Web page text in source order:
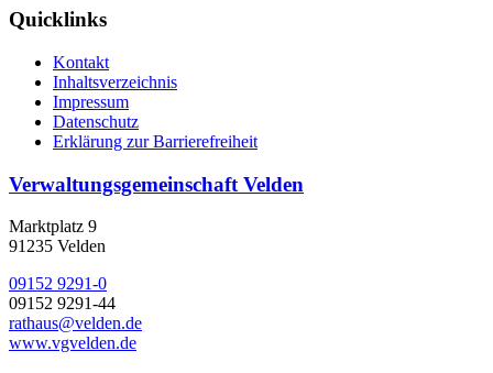
Quicklinks
Kontakt
Inhaltsverzeichnis
Impressum
Datenschutz
Erklärung zur Barrierefreiheit
Verwaltungsgemeinschaft Velden
Marktplatz 9
91235 Velden
09152 9291-0
09152 9291-44
rathaus@velden.de
www.vgvelden.de